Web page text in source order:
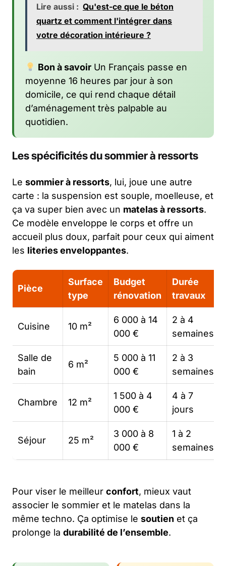
Lire aussi : Qu'est-ce que le béton
quartz et comment l'intégrer dans
votre décoration intérieure ?
Bon à savoirUn Français passe en
moyenne 16 heures par jour à son
domicile, ce qui rend chaque détail
d’aménagement très palpable au
quotidien.
Les spécificités du sommier à ressorts
Le sommier à ressorts, lui, joue une autre
carte : la suspension est souple, moelleuse, et
ça va super bien avec un matelas à ressorts.
Ce modèle enveloppe le corps et offre un
accueil plus doux, parfait pour ceux qui aiment
les literies enveloppantes.
Pièce
Surface
type
Budget
rénovation
Durée
travaux
Cuisine 10 m²
6 000 à 14
000 €
2 à 4
semaines
Salle de
bain
6 m²
5 000 à 11
000 €
2 à 3
semaines
Chambre 12 m²
1 500 à 4
000 €
4 à 7
jours
Séjour 25 m²
3 000 à 8
000 €
1 à 2
semaines
Pour viser le meilleur confort, mieux vaut
associer le sommier et le matelas dans la
même techno. Ça optimise le soutien et ça
prolonge la durabilité de l’ensemble.